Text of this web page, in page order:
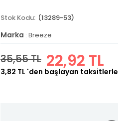
(13289-53)
Marka : Breeze
35,55 TL 22,92 TL
3,82 TL 'den başlayan taksitlerle